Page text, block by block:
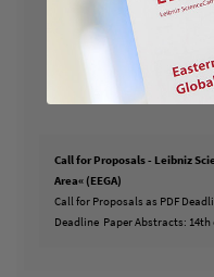
Call for Proposals - Leibniz
Area« (EEGA)
Call for Proposals as PDF
Deadline Paper Abstracts: 14th